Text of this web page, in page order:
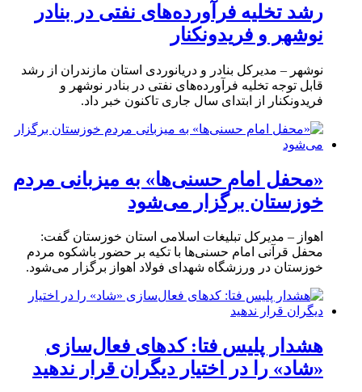
رشد تخلیه فرآورده‌های نفتی در بنادر
نوشهر و فریدونکنار
نوشهر – مدیرکل بنادر و دریانوردی استان مازندران از رشد
قابل توجه تخلیه فرآورده‌های نفتی در بنادر نوشهر و
فریدونکنار از ابتدای سال جاری تاکنون خبر داد.
«محفل امام حسنی‌ها» به میزبانی مردم
خوزستان برگزار می‌شود
اهواز – مدیرکل تبلیغات اسلامی استان خوزستان گفت:
محفل قرآنی امام حسنی‌ها با تکیه بر حضور باشکوه مردم
خوزستان در ورزشگاه شهدای فولاد اهواز برگزار می‌شود.
هشدار پلیس فتا: کدهای فعال‌سازی
«شاد» را در اختیار دیگران قرار ندهید